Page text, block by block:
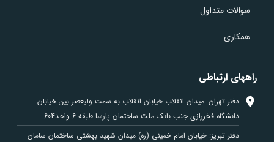
سوالات متداول
همکاری
راههای ارتباطی
دفتر تهران: میدان انقلاب خیابان انقلاب به سمت ولیعصر بین خیابان
دانشگاه فخررازی جنب بانک ملت ساختمان پارسا طبقه 6 واحد604
دفتر تبریز: خیابان امام خمینی (ره) میدان شهید بهشتی ساختمان سامان